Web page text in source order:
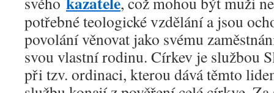
potřebné teologické vzdělání a jsou
povolání věnovat jako svému
svou vlastní rodinu. Církev je službou
při tzv. ordinaci, kterou dává těmto